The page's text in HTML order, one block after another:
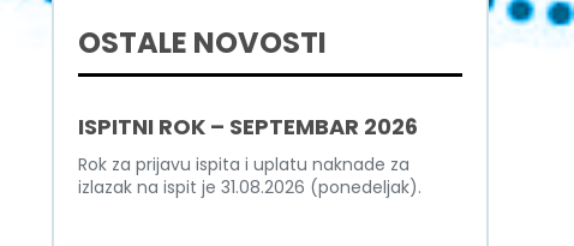
OSTALE NOVOSTI
ISPITNI ROK – SEPTEMBAR 2026
Rok za prijavu ispita i uplatu naknade za
izlazak na ispit je 31.08.2026 (ponedeljak).